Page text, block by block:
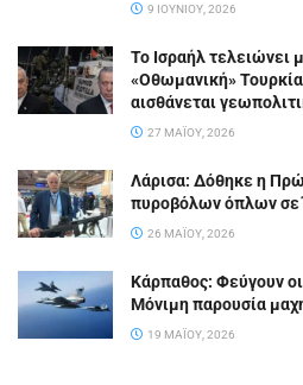
9 ΙΟΥΝΊΟΥ, 2026
Το Ισραήλ τελειώνει
«Οθωμανική»
αισθάνεται
27 ΜΑΪ́ΟΥ, 2026
Λάρισα: Δόθηκε η
πυροβόλων όπλων σε
26 ΜΑΪ́ΟΥ, 2026
Κάρπαθος: Φεύγουν
Μόνιμη παρουσία
19 ΜΑΪ́ΟΥ, 2026